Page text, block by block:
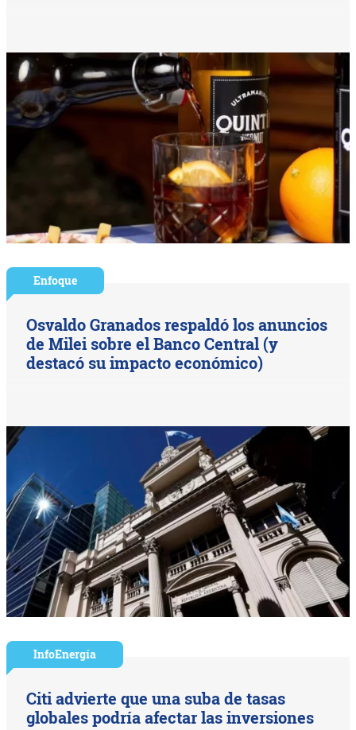
Enfoque
Osvaldo Granados respaldó los anuncios
de Milei sobre el Banco Central (y
destacó su impacto económico)
InfoEnergía
Citi advierte que una suba de tasas
globales podría afectar las inversiones